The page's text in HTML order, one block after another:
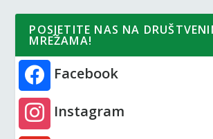
POSJETITE NAS NA
MREŽAMA!
Facebook
Instagram